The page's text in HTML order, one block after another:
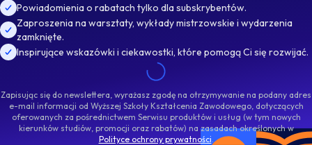
Powiadomienia o rabatach tylko dla subskrybentów.
Zaproszenia na warsztaty, wykłady mistrzowskie i wydarzenia
zamknięte.
Inspirujące wskazówki i ciekawostki, które pomogą Ci się rozwijać.
Zapisując się do newslettera, wyrażasz zgodę na otrzymywanie na podany adres
e-mail informacji od Wyższej Szkoły Kształcenia Zawodowego, dotyczących
oferowanych za pośrednictwem Serwisu produktów i usług (w tym nowych
kierunków studiów, promocji oraz rabatów) na zasadach określonych w
Polityce ochrony prywatności.